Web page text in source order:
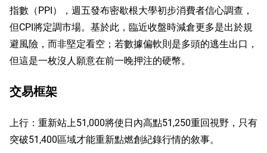
指數（PPI），週五發布密歇根大學初步消費者信心調查，
但CPI將定調市場。基於此，臨近收盤時減倉更多是出於規
避風險，而非堅定看空；若數據偏軟則是多頭的逃生出口，
但這是一枚沒人願意在前一晚押注的硬幣。
交易框架
上行：重新站上51,000將使日內高點51,250重回視野，只有
突破51,400區域才能重新點燃創紀錄行情的敘事。